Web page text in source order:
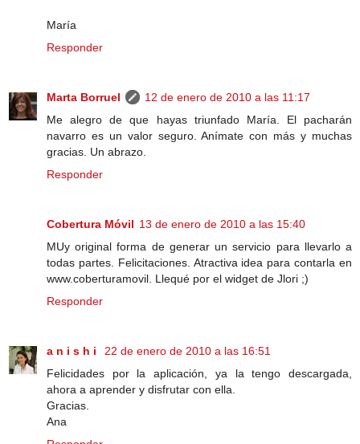
María
Responder
Marta Borruel
12 de enero de 2010 a las 11:17
Me alegro de que hayas triunfado María. El pacharán
navarro es un valor seguro. Anímate con más y muchas
gracias. Un abrazo.
Responder
Cobertura Móvil 13 de enero de 2010 a las 15:40
MUy original forma de generar un servicio para llevarlo a
todas partes. Felicitaciones. Atractiva idea para contarla en
www.coberturamovil. Llequé por el widget de Jlori ;)
Responder
a n i s h i
22 de enero de 2010 a las 16:51
Felicidades por la aplicación, ya la tengo descargada,
ahora a aprender y disfrutar con ella.
Gracias.
Ana